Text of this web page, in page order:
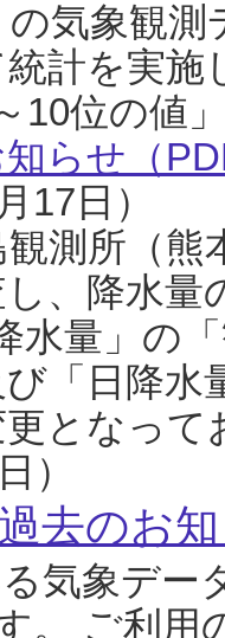
の気象観
計を実
10位の値
らせ（
17日）
測所（熊
、降水
水量」の
「日降
となっ
）
去のお
気象デー
。 ご利用